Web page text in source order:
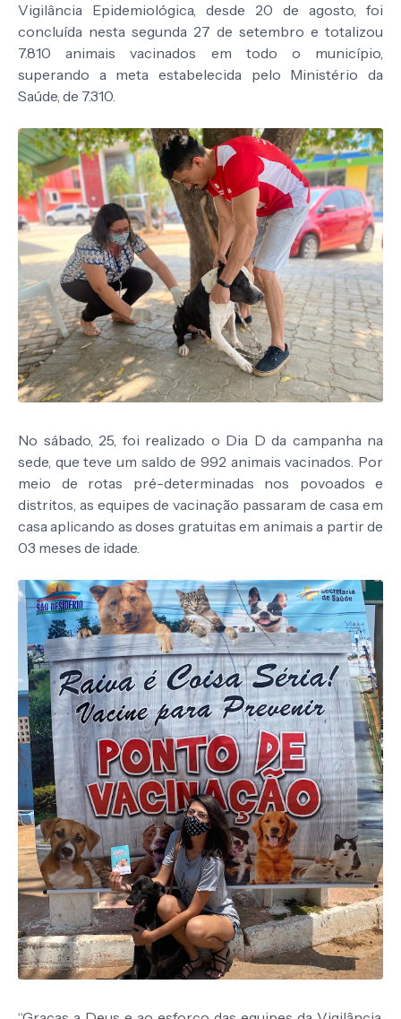
Vigilância Epidemiológica, desde 20 de agosto, foi
concluída nesta segunda 27 de setembro e totalizou
7.810 animais vacinados em todo o município,
superando a meta estabelecida pelo Ministério da
Saúde, de 7.310.
No sábado, 25, foi realizado o Dia D da campanha na
sede, que teve um saldo de 992 animais vacinados. Por
meio de rotas pré-determinadas nos povoados e
distritos, as equipes de vacinação passaram de casa em
casa aplicando as doses gratuitas em animais a partir de
03 meses de idade.